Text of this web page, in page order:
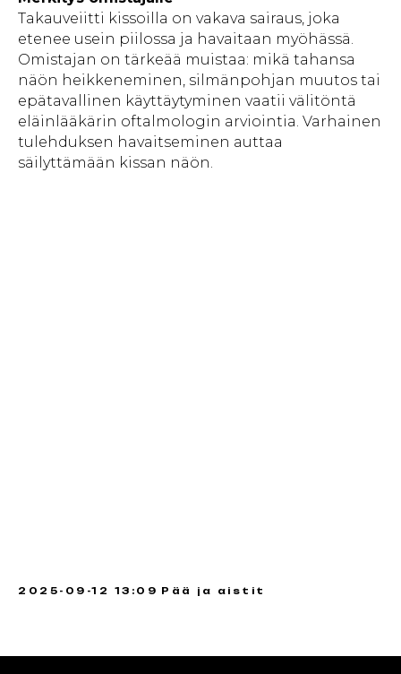
Takauveiitti kissoilla on vakava sairaus, joka
etenee usein piilossa ja havaitaan myöhässä.
Omistajan on tärkeää muistaa: mikä tahansa
näön heikkeneminen, silmänpohjan muutos tai
epätavallinen käyttäytyminen vaatii välitöntä
eläinlääkärin oftalmologin arviointia. Varhainen
tulehduksen havaitseminen auttaa
säilyttämään kissan näön.
2025-09-12 13:09 Pää ja aistit